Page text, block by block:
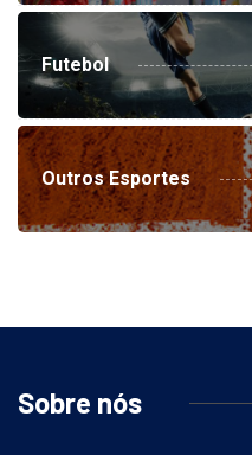
Futebol
Outros Esportes
Sobre nós